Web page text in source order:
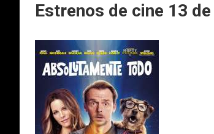
Estrenos de cine 13